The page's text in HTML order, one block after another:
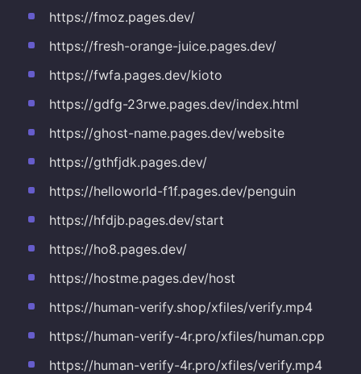
https://fmoz.pages.dev/
https://fresh-orange-juice.pages.dev/
https://fwfa.pages.dev/kioto
https://gdfg-23rwe.pages.dev/index.html
https://ghost-name.pages.dev/website
https://gthfjdk.pages.dev/
https://helloworld-f1f.pages.dev/penguin
https://hfdjb.pages.dev/start
https://ho8.pages.dev/
https://hostme.pages.dev/host
https://human-verify.shop/xfiles/verify.mp4
https://human-verify-4r.pro/xfiles/human.cpp
https://human-verify-4r.pro/xfiles/verify.mp4